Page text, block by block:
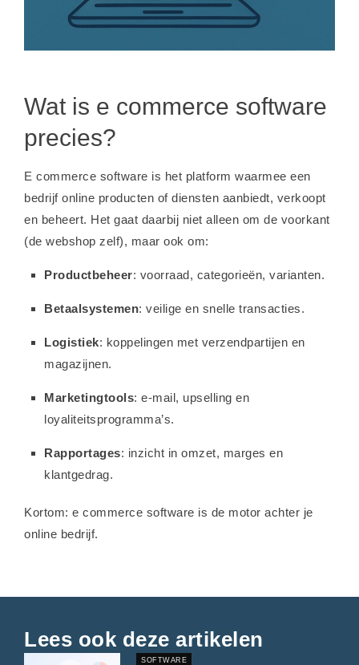
Wat is e commerce software
precies?
E commerce software is het platform waarmee een
bedrijf online producten of diensten aanbiedt, verkoopt
en beheert. Het gaat daarbij niet alleen om de voorkant
(de webshop zelf), maar ook om:
Productbeheer: voorraad, categorieën, varianten.
Betaalsystemen: veilige en snelle transacties.
Logistiek: koppelingen met verzendpartijen en
magazijnen.
Marketingtools: e-mail, upselling en
loyaliteitsprogramma’s.
Rapportages: inzicht in omzet, marges en
klantgedrag.
Kortom: e commerce software is de motor achter je
online bedrijf.
Lees ook deze artikelen
SOFTWARE